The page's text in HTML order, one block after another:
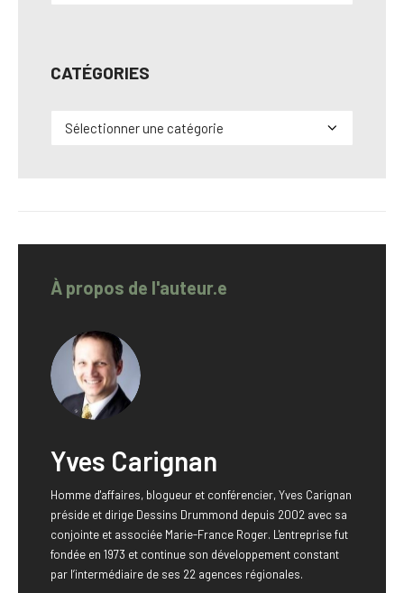
CATÉGORIES
Catégories
À propos de l'auteur.e
Yves Carignan
Homme d'affaires, blogueur et conférencier, Yves Carignan
préside et dirige Dessins Drummond depuis 2002 avec sa
conjointe et associée Marie-France Roger. L'entreprise fut
fondée en 1973 et continue son développement constant
par l’intermédiaire de ses 22 agences régionales.